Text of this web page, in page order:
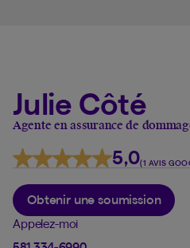
Julie Côté
Agente en assurance de
5,0(1 AVIS
Appelez-moi
Obtenir une soumission